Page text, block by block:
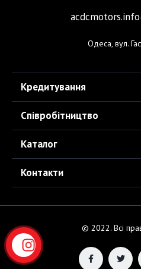
Одеса, вул.
Кредитування
Співробітництво
Каталог
Контакти
© 2022. Всі